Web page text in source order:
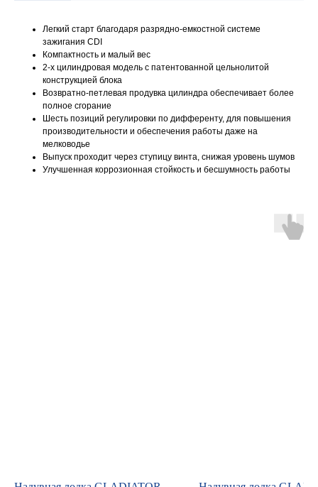
Легкий старт благодаря разрядно-емкостной системе
зажигания CDI
Компактность и малый вес
2-х цилиндровая модель с патентованной цельнолитой
конструкцией блока
Возвратно-петлевая продувка цилиндра обеспечивает более
полное сгорание
Шесть позиций регулировки по дифференту, для повышения
производительности и обеспечения работы даже на
мелководье
Выпуск проходит через ступицу винта, снижая уровень шумов
Улучшенная коррозионная стойкость и бесшумность работы